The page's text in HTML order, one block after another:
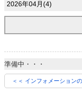
2026年04月(4)
準備中・・・
＜＜ インフォメーション